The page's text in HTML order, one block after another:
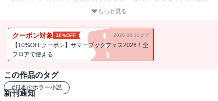
広がっている過疎の町。石店を継いで都会から移り住んだ一家は、
すべはあるのか？ そして、その町を目指して逃亡した脱獄囚の目
的と運命は…。長編サスペンス・ホラー。
1941年東京生まれ。早稲田大学卒業後、東宝入社。70年代を中心に
プロデューサーとして映画製作に携わる。1974年に『夏の旅人』で
早川書房ＳＦ三大コンテスト佳作入選。1975年に『さすらい』で幻
もっと見る
クーポン対象 10%OFF 2026.08.11まで
【10%OFFクーポン】サマーブックフェス2026！全
フロアで使える
この作品のタグ
#日本のホラー小説
新刊通知